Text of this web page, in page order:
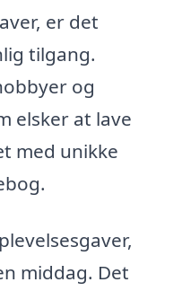
er det
tilgang.
og
elsker at lave
med unikke
middag. Det